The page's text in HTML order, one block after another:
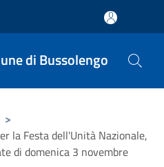
di Bussolengo
>
la Festa dell'Unità Nazionale,
di domenica 3 novembre